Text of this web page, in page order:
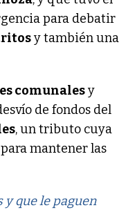
para debatir
y también una
comunalesy
de fondos del
, un tributo cuya
mantener las
y que le paguen